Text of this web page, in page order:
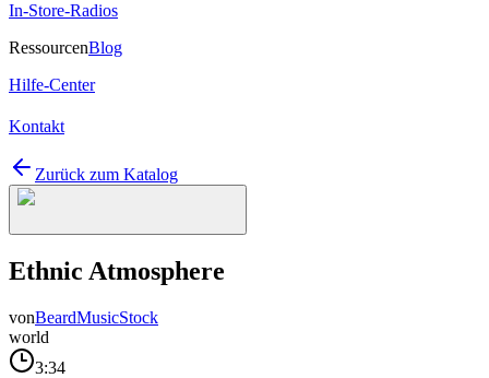
In-Store-Radios
RessourcenBlog
Hilfe-Center
Kontakt
Zurück zum Katalog
Ethnic Atmosphere
vonBeardMusicStock
world
3:34